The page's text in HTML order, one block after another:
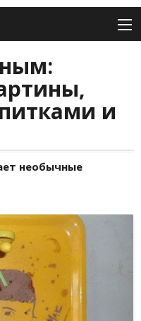
и
необычные